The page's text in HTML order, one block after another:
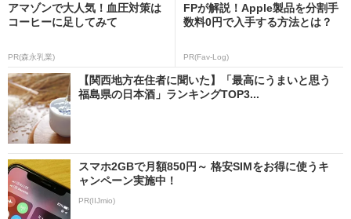
アマゾンで大人気！血圧対策は
コーヒーに足してみて
PR(森永乳業)
FPが解説！Apple製品を分割手
数料0円で入手する方法とは？
PR(Fav-Log)
【関西地方在住者に聞いた】「最高にうまいと思う
福島県の日本酒」ランキングTOP3...
スマホ2GBで月額850円～ 格安SIMをお得に使うキ
ャンペーン実施中！
PR(IIJmio)